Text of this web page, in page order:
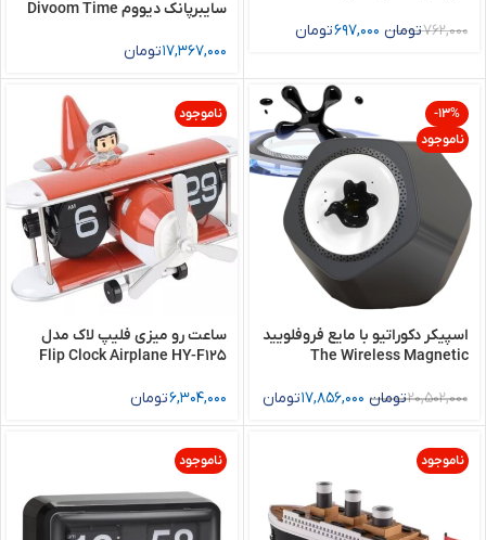
762,000تومان 697,000تومان
سایبرپانک دیووم Divoom Time
17,367,000تومان
-13%
ناموجود
اسپيكر دكوراتيو با مایع فروفلویید
The Wireless Magnetic
20,502,000تومان 17,856,000تومان
ناموجود
ساعت رو میزی فلیپ لاک مدل
Flip Clock Airplane HY-F125
6,304,000تومان
ناموجود ناموجود